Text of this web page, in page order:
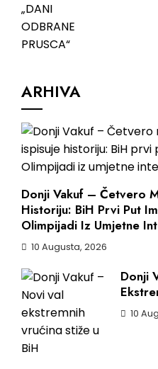
ARHIVA
Donji Vakuf – Četvero
Historiju: BiH Prvi Put
Olimpijadi Iz Umjetne
10 Augusta, 2026
Donji
10